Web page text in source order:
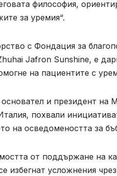
философия,
за уремия“.
с Фондация за
Jafron Sunshine, е
на пациентите с
и президент на
похвали
на осведомеността за
от поддържане на
избегнат усложнения